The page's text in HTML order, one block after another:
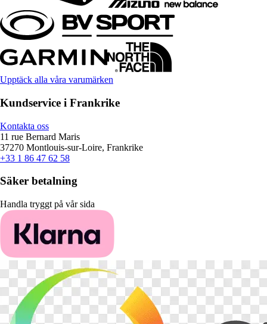
Upptäck alla våra varumärken
Kundservice i Frankrike
Kontakta oss
11 rue Bernard Maris
37270 Montlouis-sur-Loire, Frankrike
+33 1 86 47 62 58
Säker betalning
Handla tryggt på vår sida